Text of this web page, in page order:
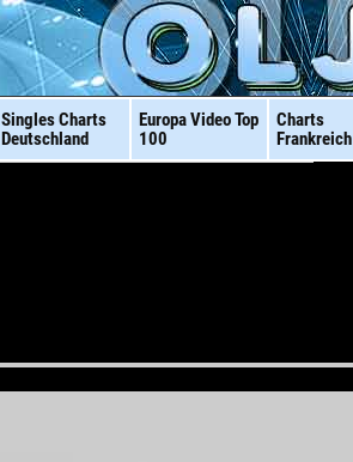
Singles Charts
Deutschland
Europa VideoTop
100
Charts
Frankreich